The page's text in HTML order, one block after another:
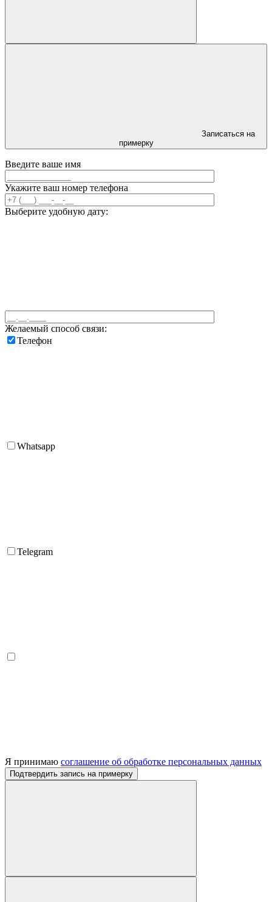
Записаться на
примерку
Введите ваше имя
Укажите ваш номер телефона
Выберите удобную дату:
Желаемый способ связи:
Телефон
Whatsapp
Telegram
Я принимаю соглашение об обработке персональных данных
Подтвердить запись на примерку